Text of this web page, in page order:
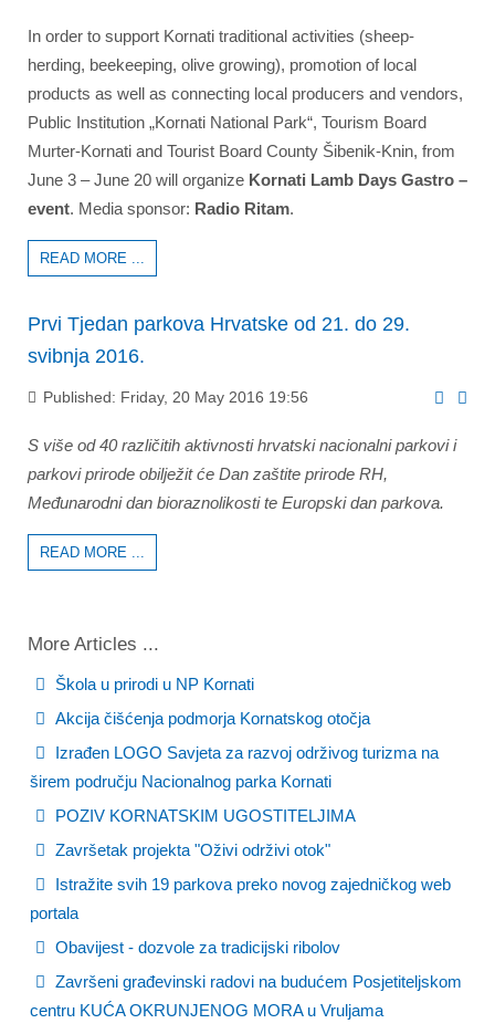
In order to support Kornati traditional activities (sheep-
herding, beekeeping, olive growing), promotion of local
products as well as connecting local producers and vendors,
Public Institution „Kornati National Park“, Tourism Board
Murter-Kornati and Tourist Board County Šibenik-Knin, from
June 3 – June 20 will organize Kornati Lamb Days Gastro –
event. Media sponsor: Radio Ritam.
READ MORE ...
Prvi Tjedan parkova Hrvatske od 21. do 29.
svibnja 2016.
Published: Friday, 20 May 2016 19:56
S više od 40 različitih aktivnosti hrvatski nacionalni parkovi i
parkovi prirode obilježit će Dan zaštite prirode RH,
Međunarodni dan bioraznolikosti te Europski dan parkova.
READ MORE ...
More Articles ...
Škola u prirodi u NP Kornati
Akcija čišćenja podmorja Kornatskog otočja
Izrađen LOGO Savjeta za razvoj održivog turizma na
širem području Nacionalnog parka Kornati
POZIV KORNATSKIM UGOSTITELJIMA
Završetak projekta "Oživi održivi otok"
Istražite svih 19 parkova preko novog zajedničkog web
portala
Obavijest - dozvole za tradicijski ribolov
Završeni građevinski radovi na budućem Posjetiteljskom
centru KUĆA OKRUNJENOG MORA u Vruljama